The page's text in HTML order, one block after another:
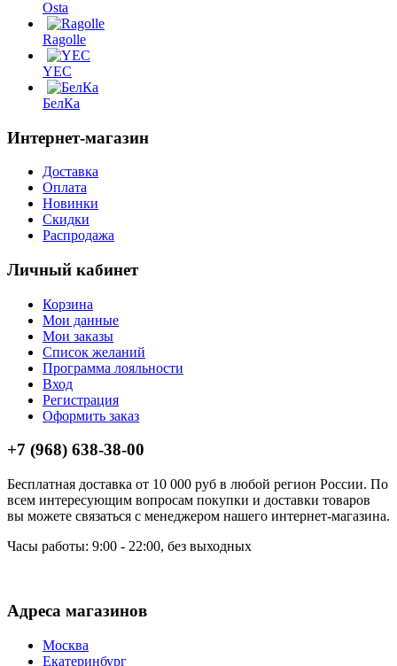
Osta
Ragolle
YEC
БелКа
Интернет-магазин
Доставка
Оплата
Новинки
Скидки
Распродажа
Личный кабинет
Корзина
Мои данные
Мои заказы
Список желаний
Программа лояльности
Вход
Регистрация
Оформить заказ
+7 (968) 638-38-00
Бесплатная доставка от 10 000 руб в любой регион России. По
всем интересующим вопросам покупки и доставки товаров
вы можете связаться с менеджером нашего интернет-магазина.
Часы работы: 9:00 - 22:00, без выходных
Адреса магазинов
Москва
Екатеринбург